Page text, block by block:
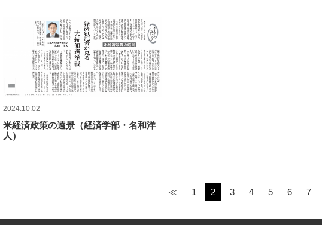
2024.10.02
米経済政策の遠景（経済学部・名和洋
人）
≪ 1 2 3 4 5 6 7